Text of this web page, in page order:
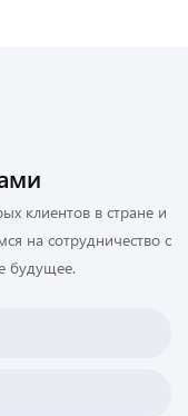
клиентов в стране и
на сотрудничество с
будущее.